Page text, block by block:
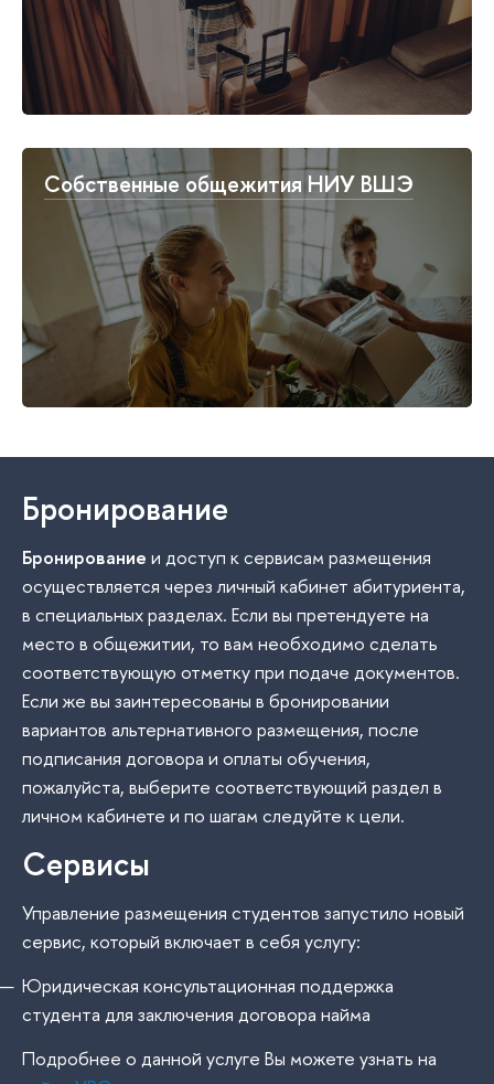
Собственные общежития НИУ ВШЭ
Бронирование
Бронирование и доступ к сервисам размещения
осуществляется через личный кабинет абитуриента,
в специальных разделах. Если вы претендуете на
место в общежитии, то вам необходимо сделать
соответствующую отметку при подаче документов.
Если же вы заинтересованы в бронировании
вариантов альтернативного размещения, после
подписания договора и оплаты обучения,
пожалуйста, выберите соответствующий раздел в
личном кабинете и по шагам следуйте к цели.
Сервисы
Управление размещения студентов запустило новый
сервис, который включает в себя услугу:
Юридическая консультационная поддержка
студента для заключения договора найма
Подробнее о данной услуге Вы можете узнать на